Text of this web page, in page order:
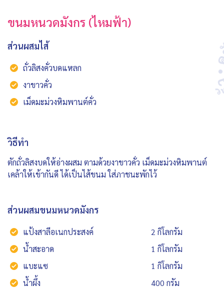
ขนมหนวดมังกร (ไหมฟ้า)
ส่วนผสมไส้
ถั่วลิสงคั่วบดแหลก
งาขาวคั่ว
เม็ดมะม่วงหิมพานต์คั่ว
วิธีทำ
ตักถั่วลิสงบดให้อ่างผสม ตามด้วยงาขาวคั่ว เม็ดมะม่วงหิมพานต์
เคล้าให้เข้ากันดี ได้เป็นไส้ขนม ใส่ภาชนะพักไว้
ส่วนผสมขนมหนวดมังกร
แป้งสาลีอเนกประสงค์
2 กิโลกรัม
น้ำสะอาด
1 กิโลกรัม
แบะแซ
1 กิโลกรัม
น้ำผึ้ง
400 กรัม